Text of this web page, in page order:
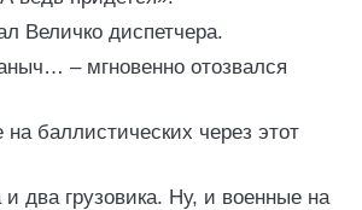
Величко диспетчера.
– мгновенно отозвался
баллистических через этот
два грузовика. Ну, и военные на